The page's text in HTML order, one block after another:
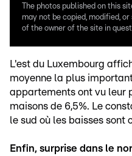
The photos published on this
may not be copied, modified,
of the owner of the site in
L'est du Luxembourg
moyenne la plus
appartements ont vu leur
maisons de 6,5%. Le
le sud où les baisses sont
Enfin, surprise dans le